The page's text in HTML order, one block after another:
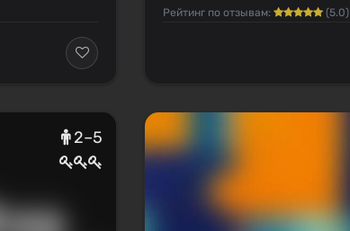
Рейтинг по отзывам: (5.0)
2–5